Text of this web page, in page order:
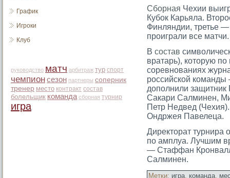
График
Игроки
Клуб
руководство матч арбитраж тур спорт
чемпионсезон партнеры соперник
тренер место контракт состав
болельщик команда сборная турнир
игра
Сборная Чехии
Кубок Карьяла.
Финляндии, третье
проиграли все матчи.
В состав
вратарь), которую
соревнованиях
российской
дополнили
Сакари Салминен,
Петр Недвед
Ондржея Павелеца.
Директοрат турнира
по амплуа. Лучшим
— Стаффан
Салминен.
Метки: игра, команда,